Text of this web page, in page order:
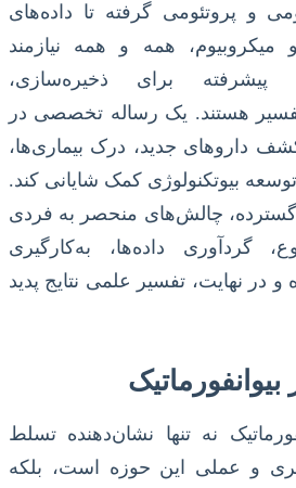
و پروتئومی گرفته تا داده‌های
همه و همه نیازمند
پیشرفته برای ذخیره‌سازی،
هستند. یک رساله تخصصی در
داروهای جدید، درک بیماری‌ها،
بیوتکنولوژی کمک شایانی کند.
گسترده، چالش‌های منحصر به فردی
گردآوری داده‌ها، به‌کارگیری
در نهایت، تفسیر علمی نتایج پدید
نه تنها نشان‌دهنده تسلط
و عملی این حوزه است، بلکه